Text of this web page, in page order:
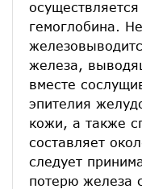
гемоглобина.
железа,
вместе
эпителия
кожи, а также
составляет
следует
потерю железа